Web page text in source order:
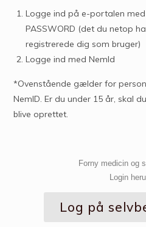
Logge ind på e-portalen
PASSWORD (det du netop
registrerede dig som bruger)
Logge ind med NemId
*Ovenstående gælder for
NemID. Er du under 15 år, skal
blive oprettet.
Forny medicin og
Login
Log på